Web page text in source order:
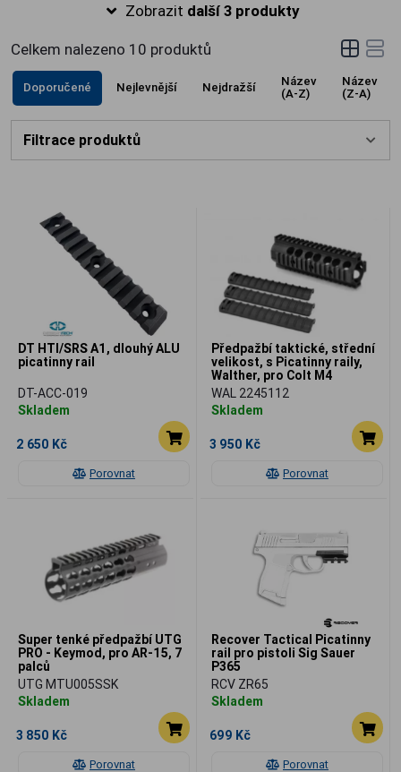
Zobrazit další 3 produkty
Celkem nalezeno 10 produktů
Doporučené Nejlevnější Nejdražší
Název
(A-Z)
Název
(Z-A)
Filtrace produktů
Porovnat
DT HTI/SRS A1, dlouhý ALU
picatinny rail
DT-ACC-019
Skladem
2 650 Kč
Porovnat
Předpažbí taktické, střední
velikost, s Picatinny raily,
Walther, pro Colt M4
WAL 2245112
Skladem
3 950 Kč
Porovnat
Super tenké předpažbí UTG
PRO - Keymod, pro AR-15, 7
palců
UTG MTU005SSK
Skladem
3 850 Kč
Porovnat
Recover Tactical Picatinny
rail pro pistoli Sig Sauer
P365
RCV ZR65
Skladem
699 Kč